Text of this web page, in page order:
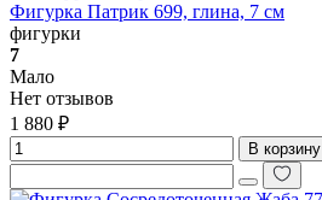
Фигурка Патрик 699, глина, 7 см
фигурки
7
Мало
Нет отзывов
1 880 ₽
В корзину